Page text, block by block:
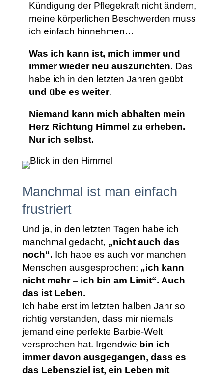
Kündigung der Pflegekraft nicht ändern,
meine körperlichen Beschwerden muss
ich einfach hinnehmen…
Was ich kann ist, mich immer und
immer wieder neu auszurichten. Das
habe ich in den letzten Jahren geübt
und übe es weiter.
Niemand kann mich abhalten mein
Herz Richtung Himmel zu erheben.
Nur ich selbst.
Manchmal ist man einfach
frustriert
Und ja, in den letzten Tagen habe ich
manchmal gedacht, „nicht auch das
noch“. Ich habe es auch vor manchen
Menschen ausgesprochen: „ich kann
nicht mehr – ich bin am Limit“. Auch
das ist Leben.
Ich habe erst im letzten halben Jahr so
richtig verstanden, dass mir niemals
jemand eine perfekte Barbie-Welt
versprochen hat. Irgendwie bin ich
immer davon ausgegangen, dass es
das Lebensziel ist, ein Leben mit